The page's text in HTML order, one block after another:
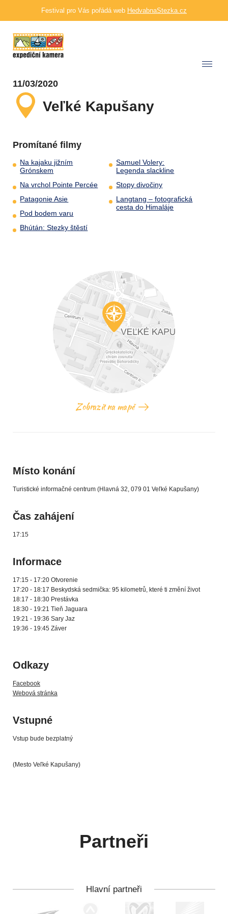
Festival pro Vás pořádá web HedvabnaStezka.cz
11/03/2020
Veľké Kapušany
Promítané filmy
Na kajaku jižním
Grónskem
Na vrchol Pointe Percée
Patagonie Asie
Pod bodem varu
Bhútán: Stezky štěstí
Samuel Volery:
Legenda slackline
Stopy divočiny
Langtang – fotografická
cesta do Himaláje
Zobrazit na mapě
Místo konání
Turistické informačné centrum (Hlavná 32, 079 01 Veľké Kapušany)
Čas zahájení
17:15
Informace
17:15 - 17:20 Otvorenie
17:20 - 18:17 Beskydská sedmička: 95 kilometrů, které ti změní život
18:17 - 18:30 Prestávka
18:30 - 19:21 Tieň Jaguara
19:21 - 19:36 Sary Jaz
19:36 - 19:45 Záver
Odkazy
Facebook
Webová stránka
Vstupné
Vstup bude bezplatný
(Mesto Veľké Kapušany)
Partneři